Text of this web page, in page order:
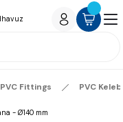
PVC Fittings PVC